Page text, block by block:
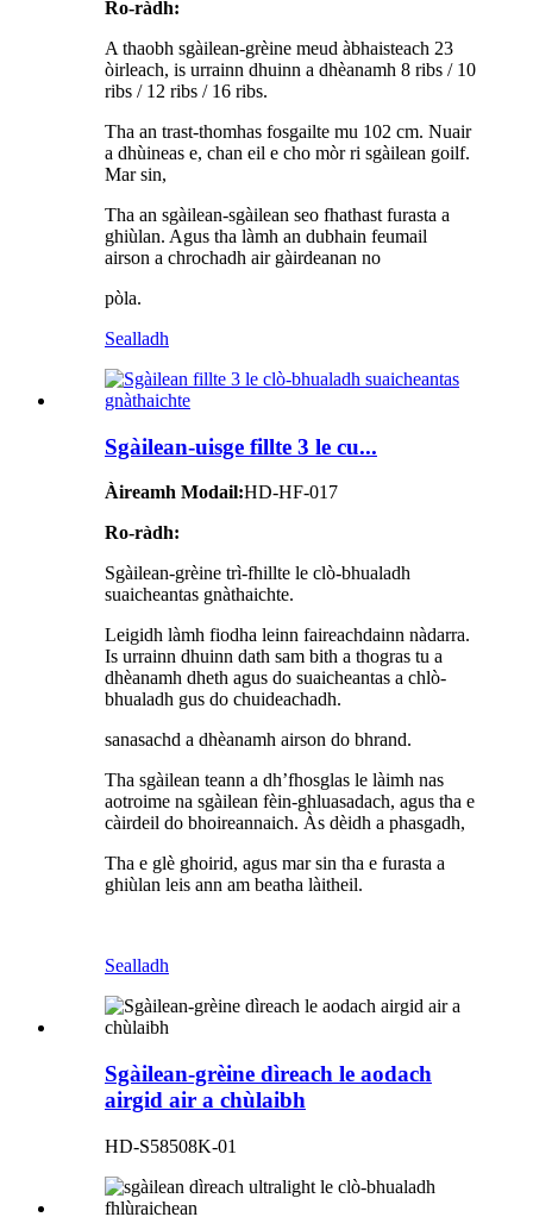
Ro-ràdh:
A thaobh sgàilean-grèine meud àbhaisteach 23
òirleach, is urrainn dhuinn a dhèanamh 8 ribs / 10
ribs / 12 ribs / 16 ribs.
Tha an trast-thomhas fosgailte mu 102 cm. Nuair
a dhùineas e, chan eil e cho mòr ri sgàilean goilf.
Mar sin,
Tha an sgàilean-sgàilean seo fhathast furasta a
ghiùlan. Agus tha làmh an dubhain feumail
airson a chrochadh air gàirdeanan no
pòla.
Sealladh
Sgàilean-uisge fillte 3 le cu...
Àireamh Modail:HD-HF-017
Ro-ràdh:
Sgàilean-grèine trì-fhillte le clò-bhualadh
suaicheantas gnàthaichte.
Leigidh làmh fiodha leinn faireachdainn nàdarra.
Is urrainn dhuinn dath sam bith a thogras tu a
dhèanamh dheth agus do suaicheantas a chlò-
bhualadh gus do chuideachadh.
sanasachd a dhèanamh airson do bhrand.
Tha sgàilean teann a dh’fhosglas le làimh nas
aotroime na sgàilean fèin-ghluasadach, agus tha e
càirdeil do bhoireannaich. Às dèidh a phasgadh,
Tha e glè ghoirid, agus mar sin tha e furasta a
ghiùlan leis ann am beatha làitheil.
Sealladh
Sgàilean-grèine dìreach le aodach
airgid air a chùlaibh
HD-S58508K-01